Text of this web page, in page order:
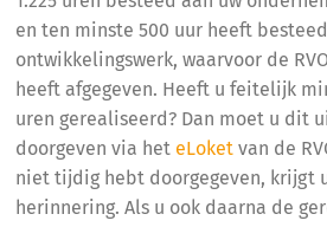
en ten minste 500 uur heeft
ontwikkelingswerk, waarvoor de
heeft afgegeven. Heeft u feitelijk
uren gerealiseerd? Dan moet u dit
doorgeven via het eLoket van de
niet tijdig hebt doorgegeven, krijgt
herinnering. Als u ook daarna de